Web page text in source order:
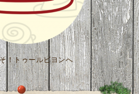
！トゥールビヨンへ